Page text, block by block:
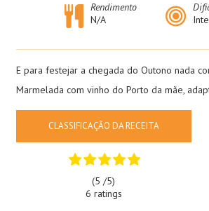
Rendimento
N/A
E para festejar a chegada do Outono nada
Marmelada com vinho do Porto da mãe,
CLASSIFICAÇÃO DA RECEITA
(5 /5)
6 ratings